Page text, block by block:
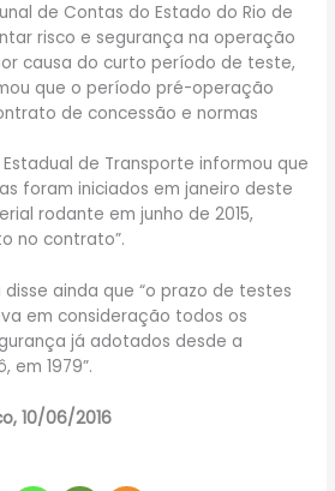
de Contas do Estado do Rio de
risco e segurança na operação
causa do curto período de teste,
que o período pré-operação
de concessão e normas
de Transporte informou que
foram iniciados em janeiro deste
rodante em junho de 2015,
no contrato”.
ainda que “o prazo de testes
em consideração todos os
já adotados desde a
em 1979”.
10/06/2016